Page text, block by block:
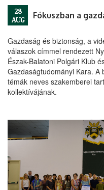
28
AUG
Fókuszban a
Gazdaság és biztonság, a
válaszok címmel rendezett
Észak-Balatoni Polgári Klub
Gazdaságtudományi Kara.
témák neves szakemberei
kollektívájának.